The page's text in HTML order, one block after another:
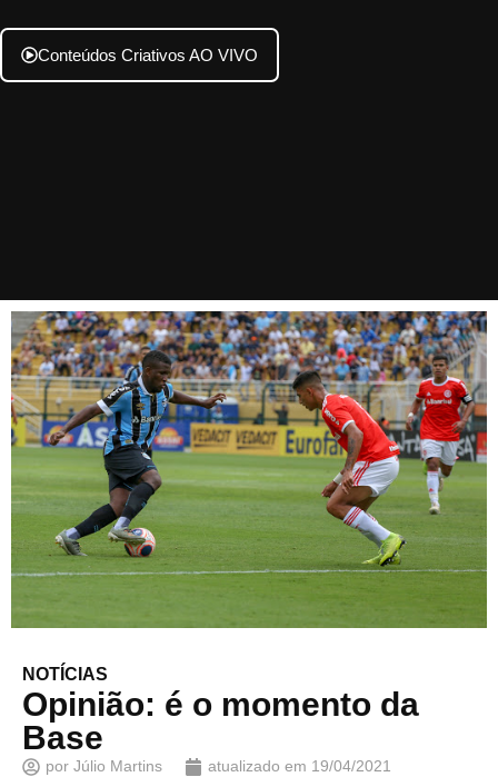
Conteúdos Criativos AO VIVO
NOTÍCIAS
Opinião: é o momento da
Base
por Júlio Martins atualizado em 19/04/2021